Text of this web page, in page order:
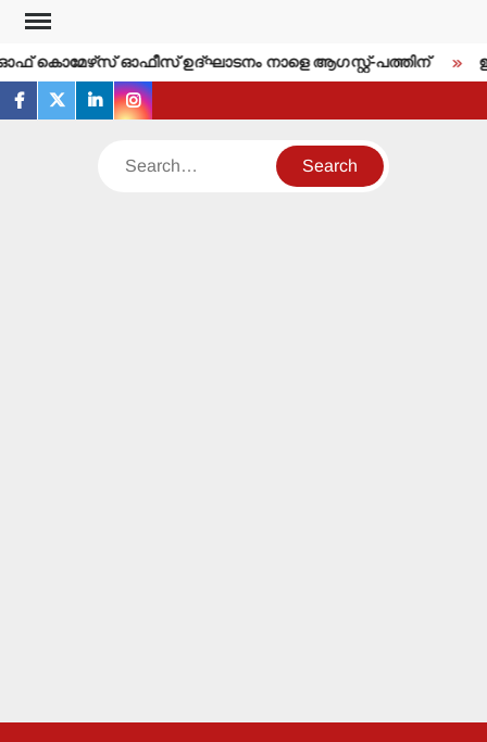
Skip
content
ഓഫ് കൊമേഴ്‌സ് ഓഫീസ് ഉദ്ഘാടനം നാളെ ആഗസ്റ്റ്-പത്തിന്
facebook
twitterlinkedininstagram
Search